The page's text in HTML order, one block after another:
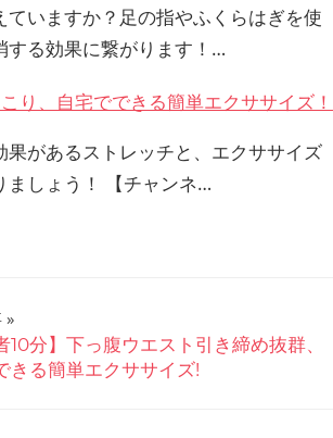
ていますか？足の指やふくらはぎを使
する効果に繋がります！…
り、自宅でできる簡単エクササイズ！
があるストレッチと、エクササイズ
ましょう！ 【チャンネ…
10分】下っ腹ウエスト引き締め抜群、
きる簡単エクササイズ!